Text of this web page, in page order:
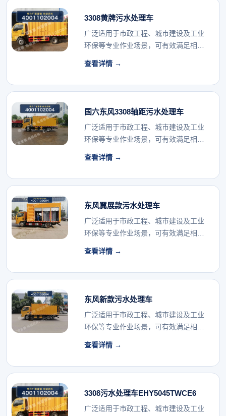
3308黄牌污水处理车
广泛适用于市政工程、城市建设及工业
环保等专业作业场景，可有效满足相关
查看详情 →
国六东风3308轴距污水处理车
广泛适用于市政工程、城市建设及工业
环保等专业作业场景，可有效满足相关
查看详情 →
东风翼展款污水处理车
广泛适用于市政工程、城市建设及工业
环保等专业作业场景，可有效满足相关
查看详情 →
东风新款污水处理车
广泛适用于市政工程、城市建设及工业
环保等专业作业场景，可有效满足相关
查看详情 →
3308污水处理车EHY5045TWCE6
广泛适用于市政工程、城市建设及工业